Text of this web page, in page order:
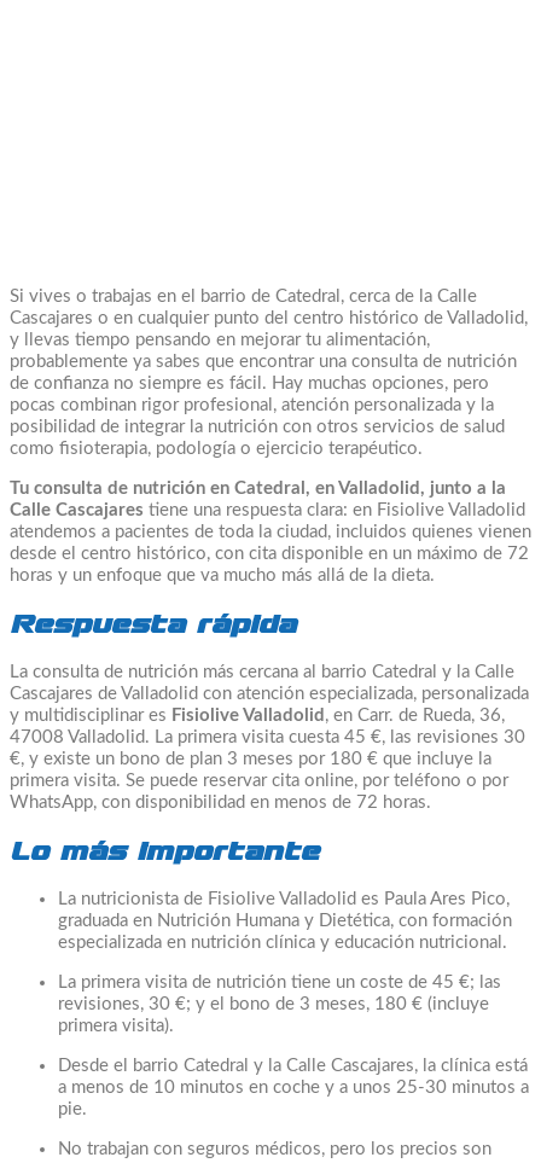
Si vives o trabajas en el barrio de Catedral, cerca de la Calle
Cascajares o en cualquier punto del centro histórico de Valladolid,
y llevas tiempo pensando en mejorar tu alimentación,
probablemente ya sabes que encontrar una consulta de nutrición
de confianza no siempre es fácil. Hay muchas opciones, pero
pocas combinan rigor profesional, atención personalizada y la
posibilidad de integrar la nutrición con otros servicios de salud
como fisioterapia, podología o ejercicio terapéutico.
Tu consulta de nutrición en Catedral, en Valladolid, junto a la
Calle Cascajares tiene una respuesta clara: en Fisiolive Valladolid
atendemos a pacientes de toda la ciudad, incluidos quienes vienen
desde el centro histórico, con cita disponible en un máximo de 72
horas y un enfoque que va mucho más allá de la dieta.
Respuesta rápida
La consulta de nutrición más cercana al barrio Catedral y la Calle
Cascajares de Valladolid con atención especializada, personalizada
y multidisciplinar es Fisiolive Valladolid , en Carr. de Rueda, 36,
47008 Valladolid. La primera visita cuesta 45 €, las revisiones 30
€, y existe un bono de plan 3 meses por 180 € que incluye la
primera visita. Se puede reservar cita online, por teléfono o por
WhatsApp, con disponibilidad en menos de 72 horas.
Lo más importante
La nutricionista de Fisiolive Valladolid es Paula Ares Pico,
graduada en Nutrición Humana y Dietética, con formación
especializada en nutrición clínica y educación nutricional.
La primera visita de nutrición tiene un coste de 45 €; las
revisiones, 30 €; y el bono de 3 meses, 180 € (incluye
primera visita).
Desde el barrio Catedral y la Calle Cascajares, la clínica está
a menos de 10 minutos en coche y a unos 25-30 minutos a
pie.
No trabajan con seguros médicos, pero los precios son